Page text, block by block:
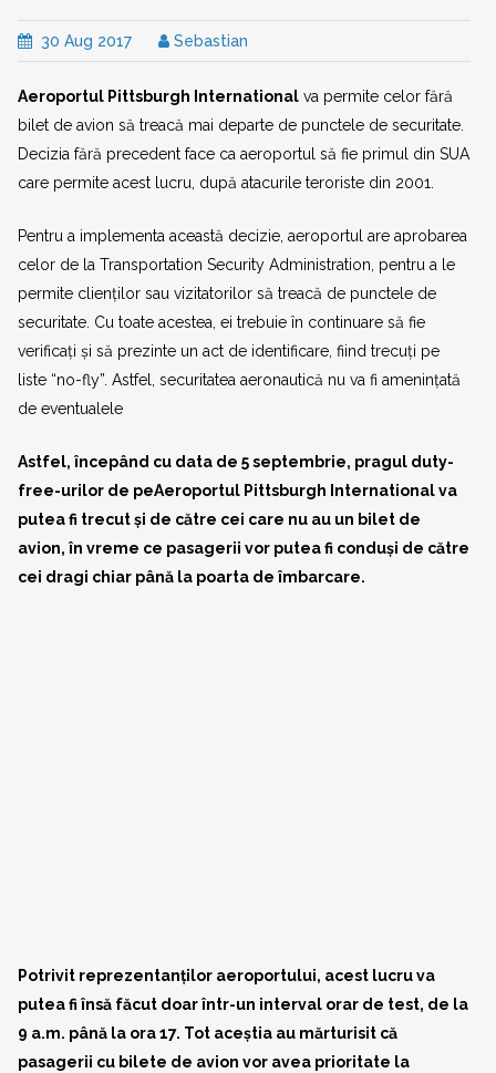
30 Aug 2017 Sebastian
Aeroportul Pittsburgh International va permite celor fără
bilet de avion să treacă mai departe de punctele de securitate.
Decizia fără precedent face ca aeroportul să fie primul din SUA
care permite acest lucru, după atacurile teroriste din 2001.
Pentru a implementa această decizie, aeroportul are aprobarea
celor de la Transportation Security Administration, pentru a le
permite clienților sau vizitatorilor să treacă de punctele de
securitate. Cu toate acestea, ei trebuie în continuare să fie
verificați și să prezinte un act de identificare, fiind trecuți pe
liste “no-fly”. Astfel, securitatea aeronautică nu va fi amenințată
de eventualele
Astfel, începând cu data de 5 septembrie, pragul duty-
free-urilor de peAeroportul Pittsburgh International va
putea fi trecut și de către cei care nu au un bilet de
avion, în vreme ce pasagerii vor putea fi conduși de către
cei dragi chiar până la poarta de îmbarcare.
Potrivit reprezentanților aeroportului, acest lucru va
putea fi însă făcut doar într-un interval orar de test, de la
9 a.m. până la ora 17. Tot aceștia au mărturisit că
pasagerii cu bilete de avion vor avea prioritate la